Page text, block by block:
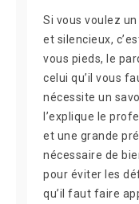
Si vous voulez
et silencieux,
vous pieds, le
celui qu’il vous
nécessite un
l’explique le
et une grande
nécessaire de
pour éviter les
qu’il faut faire